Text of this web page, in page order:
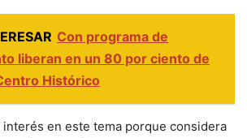
Con programa de
liberan en un 80 por ciento de
Histórico
en este tema porque considera